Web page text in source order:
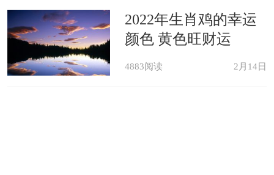
阔，治理地方很有办法，抵制盗贼有
方，精明强干而能解决问题，威震州
郡。荐人从不疑人，并加以信任，颇有
知人之誉，人们都誉他像伯乐识别千里
2022年生肖鸡的幸运
颜色 黄色旺财运
4883阅读 2月14日